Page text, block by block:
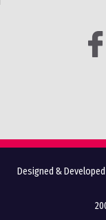
Designed &